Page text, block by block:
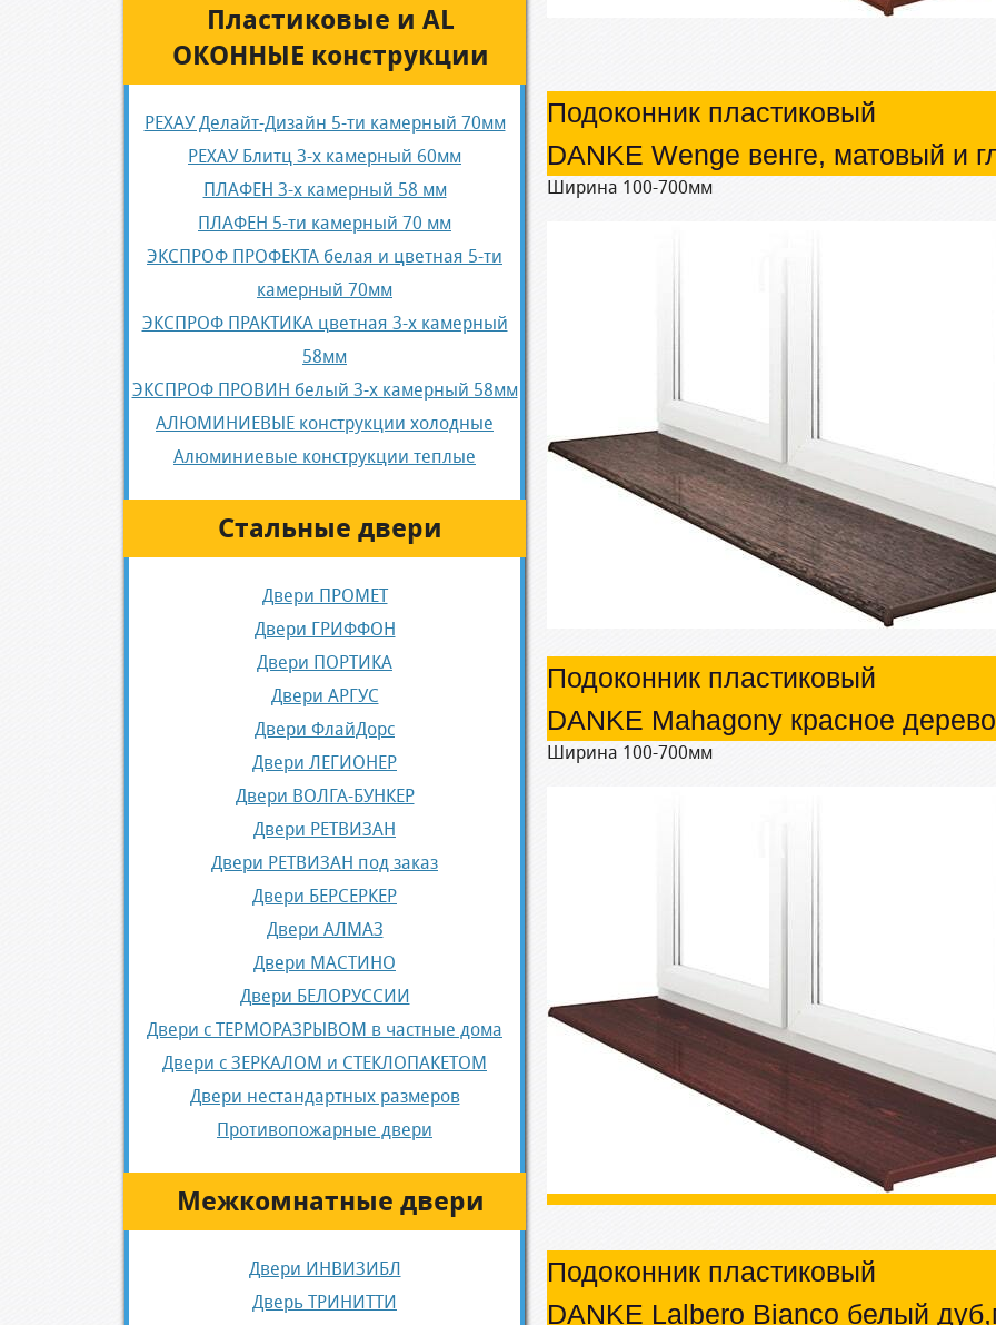
Пластиковые и AL
ОКОННЫЕ конструкции
РЕХАУ Делайт-Дизайн 5-ти камерный 70мм
РЕХАУ Блитц 3-х камерный 60мм
ПЛАФЕН 3-х камерный 58 мм
ПЛАФЕН 5-ти камерный 70 мм
ЭКСПРОФ ПРОФЕКТА белая и цветная 5-ти
камерный 70мм
ЭКСПРОФ ПРАКТИКА цветная 3-х камерный
58мм
ЭКСПРОФ ПРОВИН белый 3-х камерный 58мм
АЛЮМИНИЕВЫЕ конструкции холодные
Алюминиевые конструкции теплые
Стальные двери
Двери ПРОМЕТ
Двери ГРИФФОН
Двери ПОРТИКА
Двери АРГУС
Двери ФлайДорс
Двери ЛЕГИОНЕР
Двери ВОЛГА-БУНКЕР
Двери РЕТВИЗАН
Двери РЕТВИЗАН под заказ
Двери БЕРСЕРКЕР
Двери АЛМАЗ
Двери МАСТИНО
Двери БЕЛОРУССИИ
Двери с ТЕРМОРАЗРЫВОМ в частные дома
Двери с ЗЕРКАЛОМ и СТЕКЛОПАКЕТОМ
Двери нестандартных размеров
Противопожарные двери
Межкомнатные двери
Двери ИНВИЗИБЛ
Дверь ТРИНИТТИ
Подоконник пластиковый
DANKE Wenge венге, матовый и
Ширина 100-700мм
Подоконник пластиковый
DANKE Mahagony красное
Ширина 100-700мм
Подоконник пластиковый
DANKE Lalbero Bianco белый